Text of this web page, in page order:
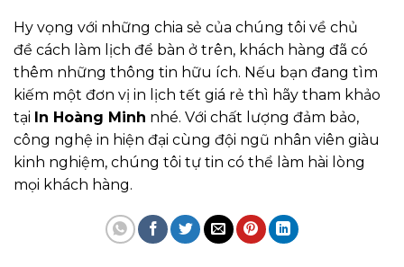
Hy vọng với những chia sẻ của chúng tôi về chủ
đề cách làm lịch để bàn ở trên, khách hàng đã có
thêm những thông tin hữu ích. Nếu bạn đang tìm
kiếm một đơn vị in lịch tết giá rẻ thì hãy tham khảo
tại In Hoàng Minh nhé. Với chất lượng đảm bảo,
công nghệ in hiện đại cùng đội ngũ nhân viên giàu
kinh nghiệm, chúng tôi tự tin có thể làm hài lòng
mọi khách hàng.